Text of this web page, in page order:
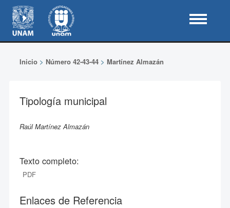
Inicio> Número 42-43-44> Martínez Almazán
Tipología municipal
Raúl Martínez Almazán
Texto completo:
PDF
Enlaces de Referencia